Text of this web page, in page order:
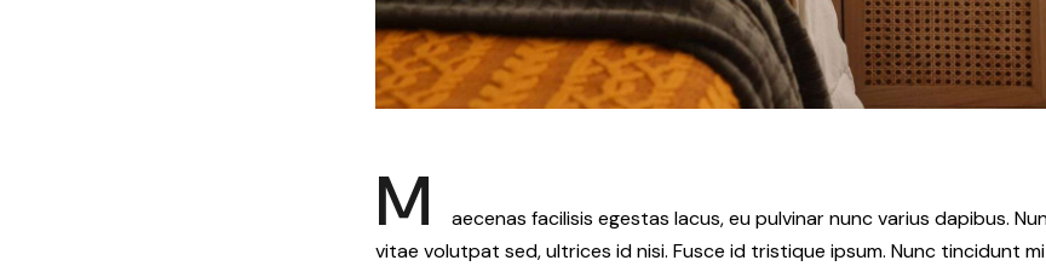
M
aecenas facilisis egestas lacus, eu pulvinar nunc varius dapibus.
vitae volutpat sed, ultrices id nisi. Fusce id tristique ipsum. Nunc tincidunt